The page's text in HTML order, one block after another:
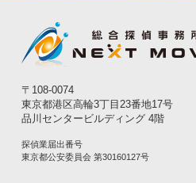
〒108-0074
東京都港区⾼輪3丁目23番地17号
品川センタービルディング 4階
探偵業届出番号
東京都公安委員会 第30160127号